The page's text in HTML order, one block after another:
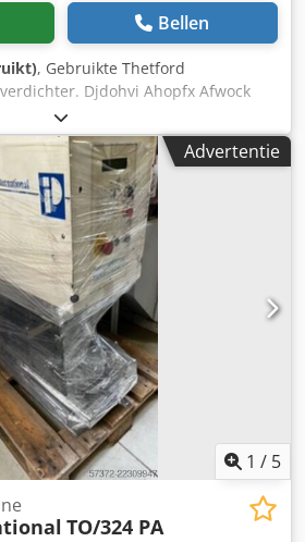
Bellen
, Gebruikte Thetford
Djdohvi Ahopfx Afwock
Advertentie
1 / 5
TO/324 PA